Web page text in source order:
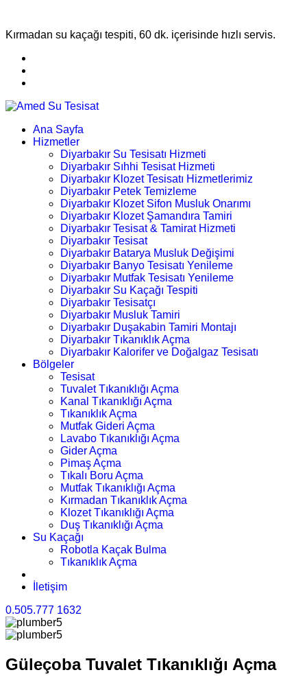
Kırmadan su kaçağı tespiti, 60 dk. içerisinde hızlı servis.
Ana Sayfa
Hizmetler
Diyarbakır Su Tesisatı Hizmeti
Diyarbakır Sıhhi Tesisat Hizmeti
Diyarbakır Klozet Tesisatı Hizmetlerimiz
Diyarbakır Petek Temizleme
Diyarbakır Klozet Sifon Musluk Onarımı
Diyarbakır Klozet Şamandıra Tamiri
Diyarbakır Tesisat & Tamirat Hizmeti
Diyarbakır Tesisat
Diyarbakır Batarya Musluk Değişimi
Diyarbakır Banyo Tesisatı Yenileme
Diyarbakır Mutfak Tesisatı Yenileme
Diyarbakır Su Kaçağı Tespiti
Diyarbakır Tesisatçı
Diyarbakır Musluk Tamiri
Diyarbakır Duşakabin Tamiri Montajı
Diyarbakır Tıkanıklık Açma
Diyarbakır Kalorifer ve Doğalgaz Tesisatı
Bölgeler
Tesisat
Tuvalet Tıkanıklığı Açma
Kanal Tıkanıklığı Açma
Tıkanıklık Açma
Mutfak Gideri Açma
Lavabo Tıkanıklığı Açma
Gider Açma
Pimaş Açma
Tıkalı Boru Açma
Mutfak Tıkanıklığı Açma
Kırmadan Tıkanıklık Açma
Klozet Tıkanıklığı Açma
Duş Tıkanıklığı Açma
Su Kaçağı
Robotla Kaçak Bulma
Tıkanıklık Açma
İletişim
0.505.777 1632
Güleçoba Tuvalet Tıkanıklığı Açma